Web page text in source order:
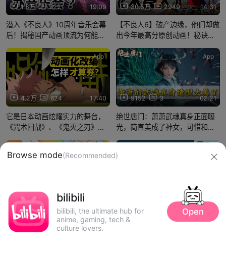
1.8万 322 19:09
潜入《不良人》10周年音乐会幕
后！揭秘国产动画顶流为何能长
30.5万 2949 14:31
【不良人6】破产边缘，他们却做
出今年最高分原创动画！秘诀在
4.2万 624 17:40
App
它是日本动画炫耀实力的舞台，
《咒术回战》、《鬼灭之刃》究
9152 3 02:21
App
绝世唐门：萧萧武魂真身正面曝
光，简直美成了神女，可惜和菜
8468
【周爆】《瑞克和莫蒂》导演被
“踢出”团队！《熊出没》或成春节
档最低调大赢家？
19:07
【学术趴字幕】油管百万级动画
UP主怎么看待国产动画《白蛇：
Browse mode(Recommended)